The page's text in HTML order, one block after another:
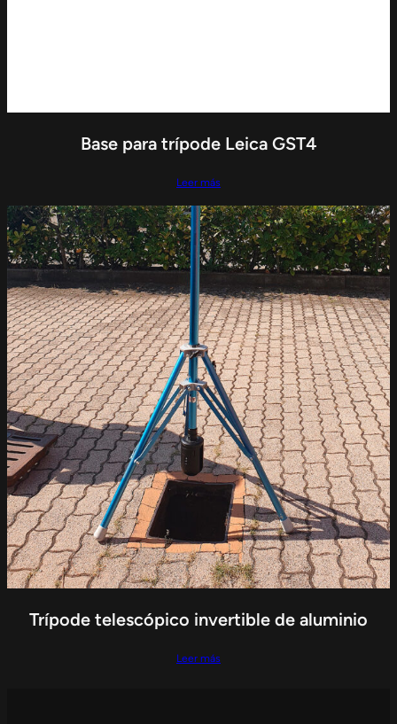
Base para trípode Leica GST4
Leer más
Trípode telescópico invertible de aluminio
Leer más